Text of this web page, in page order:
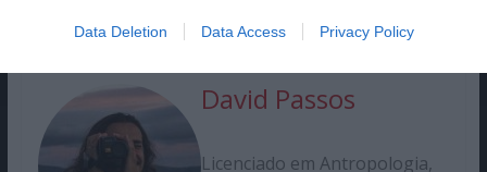
Data Deletion Data Access Privacy Policy
David Passos
Licenciado em Antropologia,